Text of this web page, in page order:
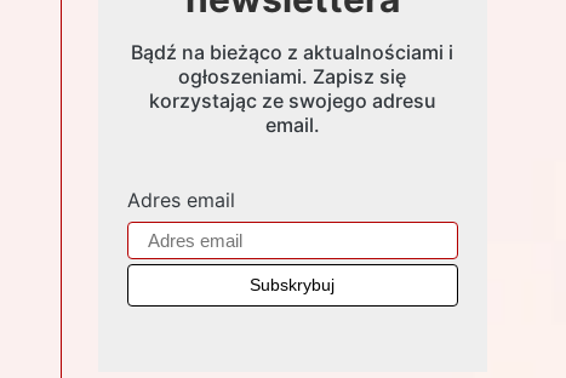
Bądź na bieżąco z aktualnościami i
ogłoszeniami. Zapisz się
korzystając ze swojego adresu
email.
Adres email